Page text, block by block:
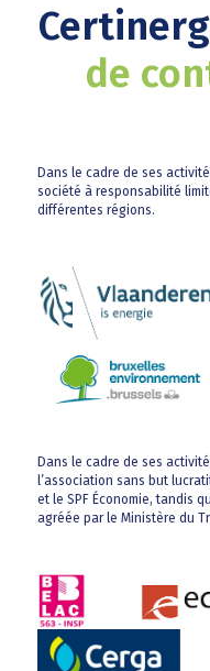
de
Dans le cadre de ses
société à responsabilité
différentes régions.
Dans le cadre de ses
l’association sans but
et le SPF Économie, tandis
agréée par le Ministère du